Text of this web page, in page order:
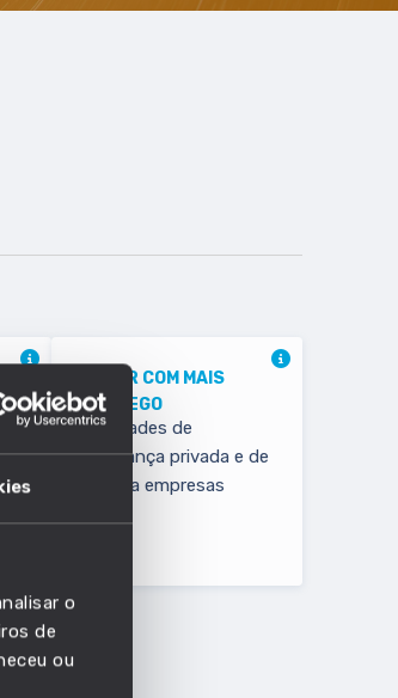
o
de
ou
SETOR COM MAIS
EMPREGO
Atividades de
segurança privada e de
apoio a empresas